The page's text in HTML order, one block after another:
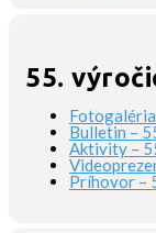
55.
Bulletin –
Aktivity –
Príhovor –